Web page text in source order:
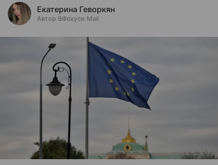
Екатерина Геворкян
Автор ВФокусе Mail